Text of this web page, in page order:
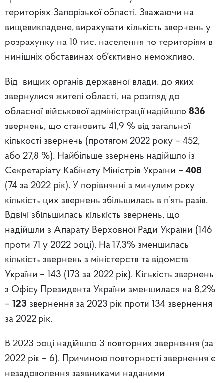
територіях Запорізької області. Зважаючи на
вищевикладене, вирахувати кількість звернень у
розрахунку на 10 тис. населення по територіям в
нинішніх обставинах об’єктивно неможливо.
Від вищих органів державної влади, до яких
звернулися жителі області, на розгляд до
обласної військової адміністрації надійшло 836
звернень, що становить 41,9 % від загальної
кількості звернень (протягом 2022 року – 452,
або 27,8 %). Найбільше звернень надійшло із
Секретаріату Кабінету Міністрів України – 408
(74 за 2022 рік). У порівнянні з минулим року
кількість цих звернень збільшилась в п’ять разів.
Вдвічі збільшилась кількість звернень, що
надійшли з Апарату Верховної Ради України (146
проти 71 у 2022 році). На 17,3% зменшилась
кількість звернень з міністерств та відомств
України – 143 (173 за 2022 рік). Кількість звернень
з Офісу Президента України зменшилася на 8,2%
– 123 звернення за 2023 рік проти 134 звернення
за 2022 рік.
В 2023 році надійшло 3 повторних звернення (за
2022 рік – 6). Причиною повторності звернення є
незадоволення заявниками наданими